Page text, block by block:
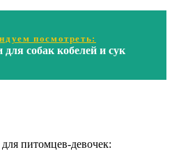
посмотреть:
собак кобелей и сук
питомцев-девочек: